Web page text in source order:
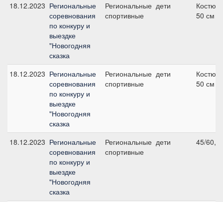
18.12.2023 Региональные
соревнования
по конкуру и
выездке
"Новогодняя
сказка
Региональные
спортивные
дети
50 см
18.12.2023 Региональные
соревнования
по конкуру и
выездке
"Новогодняя
сказка
Региональные
спортивные
дети
50 см
18.12.2023 Региональные
соревнования
по конкуру и
выездке
"Новогодняя
сказка
Региональные
спортивные
дети 45/60,